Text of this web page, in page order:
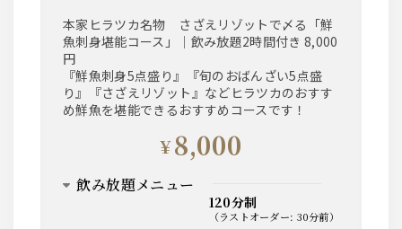
本家ヒラツカ名物 さざえリゾットで〆る「鮮
魚刺身堪能コース」｜飲み放題2時間付き 8,000
円
『鮮魚刺身5点盛り』『旬のおばんざい5点盛
り』『さざえリゾット』などヒラツカのおすす
め鮮魚を堪能できるおすすめコースです！
¥8,000
飲み放題メニュー
120分制
（ ラストオーダー: 30分前）